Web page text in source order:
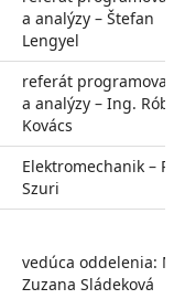
a analýzy – Štefan
Lengyel
referát
a analýzy – Ing.
Kovács
Elektromechanik –
Szuri
vedúca oddelenia:
Zuzana Sládeková